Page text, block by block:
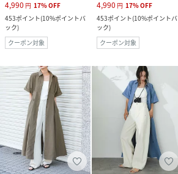
4,990 円 17%OFF
453ポイント(10%ポイントバ
ック)
クーポン対象
4,990 円 17%OFF
453ポイント(10%ポイントバ
ック)
クーポン対象